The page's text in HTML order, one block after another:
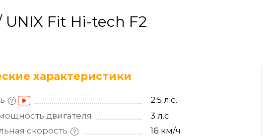
Fit Hi-tech F2
характеристики
2.5 л.с.
двигателя
3 л.с.
скорость
16 км/ч